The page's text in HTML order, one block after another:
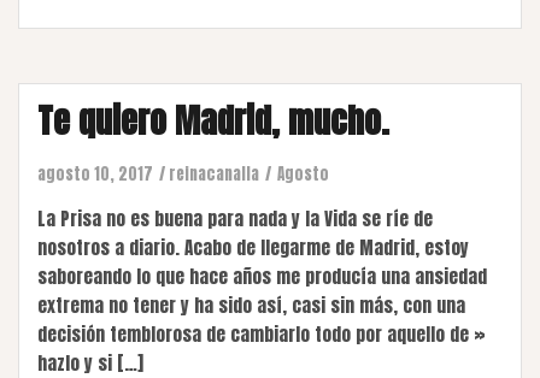
Te quiero Madrid, mucho.
agosto 10, 2017 reinacanalla Agosto
La Prisa no es buena para nada y la Vida se ríe de
nosotros a diario. Acabo de llegarme de Madrid, estoy
saboreando lo que hace años me producía una ansiedad
extrema no tener y ha sido así, casi sin más, con una
decisión temblorosa de cambiarlo todo por aquello de »
hazlo y si […]